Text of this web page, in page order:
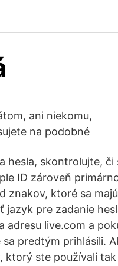
ani niekomu,
na podobné
hesla, skontrolujte, či
ID zároveň
znakov, ktoré sa majú
jazyk pre zadanie
adresu live.com a
predtým prihlásili.
ktorý ste používali tak